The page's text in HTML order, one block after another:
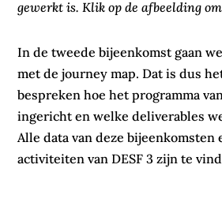
gewerkt is. Klik op de afbeelding
In de tweede bijeenkomst gaan
met de journey map. Dat is dus
bespreken hoe het programma
ingericht en welke deliverables
Alle data van deze bijeenkomsten
activiteiten van DESF 3 zijn te